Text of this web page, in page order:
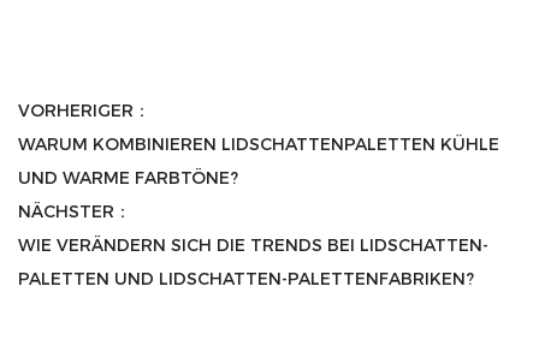
VORHERIGER：
WARUM KOMBINIEREN LIDSCHATTENPALETTEN KÜHLE
UND WARME FARBTÖNE?
NÄCHSTER：
WIE VERÄNDERN SICH DIE TRENDS BEI LIDSCHATTEN-
PALETTEN UND LIDSCHATTEN-PALETTENFABRIKEN?